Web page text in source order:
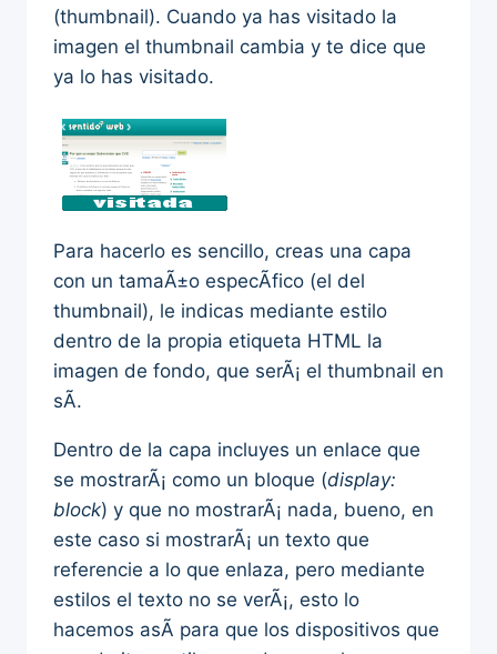
(thumbnail). Cuando ya has visitado la
imagen el thumbnail cambia y te dice que
ya lo has visitado.
Para hacerlo es sencillo, creas una capa
con un tamaÃ±o especÃ­fico (el del
thumbnail), le indicas mediante estilo
dentro de la propia etiqueta HTML la
imagen de fondo, que serÃ¡ el thumbnail en
sÃ­.
Dentro de la capa incluyes un enlace que
se mostrarÃ¡ como un bloque (display:
block) y que no mostrarÃ¡ nada, bueno, en
este caso si mostrarÃ¡ un texto que
referencie a lo que enlaza, pero mediante
estilos el texto no se verÃ¡, esto lo
hacemos asÃ­ para que los dispositivos que